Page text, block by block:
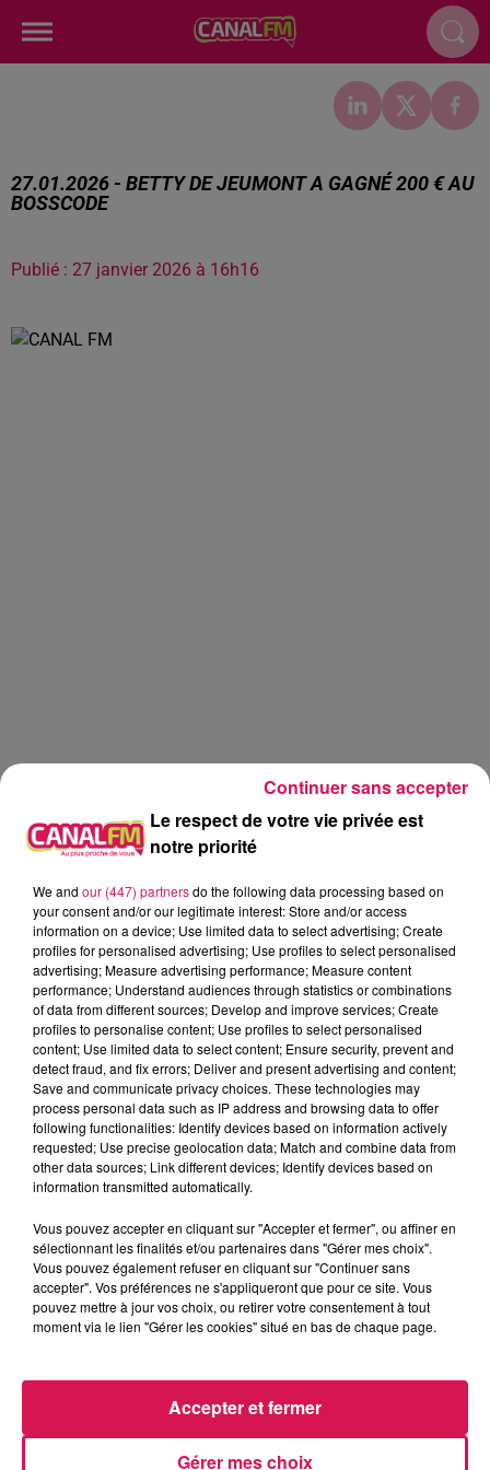
27.01.2026 - BETTY DE JEUMONT A GAGNÉ 200 € AU
BOSSCODE
Publié : 27 janvier 2026 à 16h16
Réveil Canal FM
Angy Mayeux
Le Réveil de Canal FM
0:00 1 min 29 sec
27 janvier 2026 - 1 min 29 sec
27.01.2026 - BETTY DE JEUMONT A GAGNÉ 200 €
Revivez les meilleurs moments du Réveil de Canal FM
Le respect de votre vie privée est
notre priorité
We and our (447) partnersdo the following data processing based on
your consent and/or our legitimate interest: Store and/or access
information on a device; Use limited data to select advertising; Create
profiles for personalised advertising; Use profiles to select personalised
advertising; Measure advertising performance; Measure content
performance; Understand audiences through statistics or combinations
of data from different sources; Develop and improve services; Create
profiles to personalise content; Use profiles to select personalised
content; Use limited data to select content; Ensure security, prevent and
detect fraud, and fix errors; Deliver and present advertising and content;
Save and communicate privacy choices. These technologies may
process personal data such as IP address and browsing data to offer
following functionalities: Identify devices based on information actively
requested; Use precise geolocation data; Match and combine data from
other data sources; Link different devices; Identify devices based on
information transmitted automatically.
Vous pouvez accepter en cliquant sur "Accepter et fermer", ou affiner en
sélectionnant les finalités et/ou partenaires dans "Gérer mes choix".
Vous pouvez également refuser en cliquant sur "Continuer sans
accepter". Vos préférences ne s'appliqueront que pour ce site. Vous
pouvez mettre à jour vos choix, ou retirer votre consentement à tout
moment via le lien "Gérer les cookies" situé en bas de chaque page.
Gérer mes choix
Accepter et fermer
Continuer sans accepter